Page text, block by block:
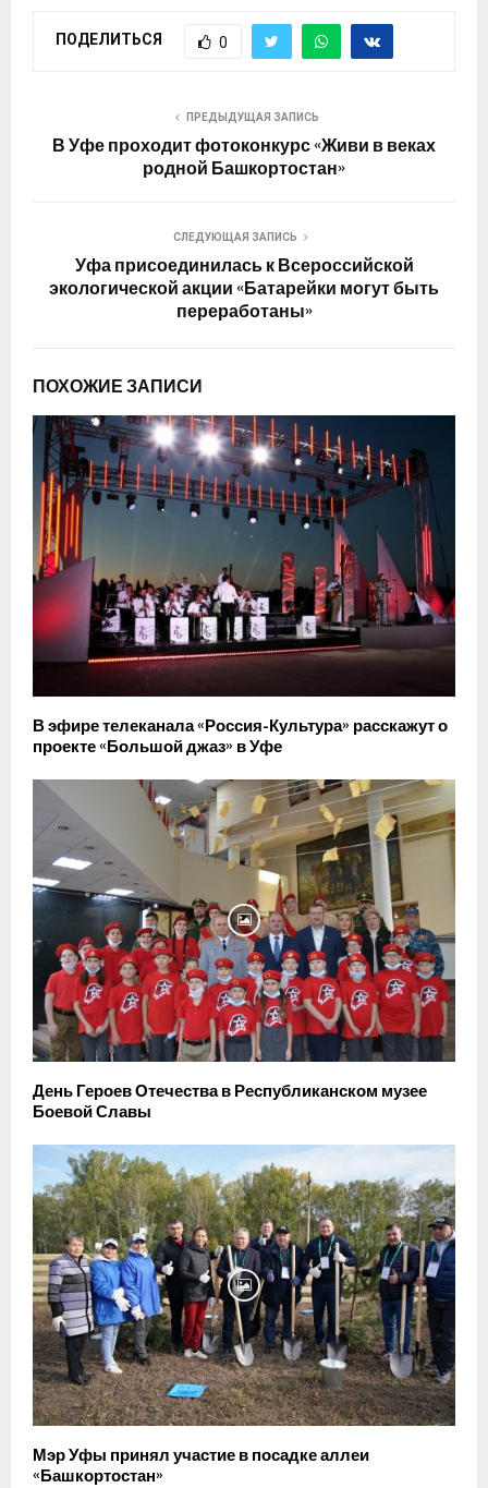
ПОДЕЛИТЬСЯ 0
ПРЕДЫДУЩАЯ ЗАПИСЬ
В Уфе проходит фотоконкурс «Живи в веках
родной Башкортостан»
СЛЕДУЮЩАЯ ЗАПИСЬ
Уфа присоединилась к Всероссийской
экологической акции «Батарейки могут быть
переработаны»
ПОХОЖИЕ ЗАПИСИ
В эфире телеканала «Россия-Культура» расскажут о
проекте «Большой джаз» в Уфе
День Героев Отечества в Республиканском музее
Боевой Славы
Мэр Уфы принял участие в посадке аллеи
«Башкортостан»